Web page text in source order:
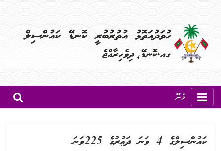
މެނޫ
ކައުންސިލްގެ 4 ވަނަ ދަޢުރުގެ 225ވަނަ